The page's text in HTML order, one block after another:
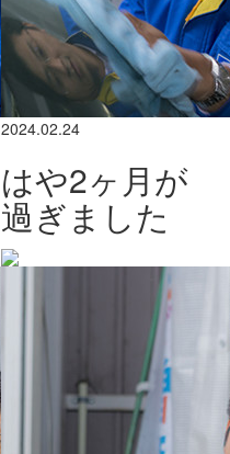
2024.02.24
はや2ヶ月が
過ぎました